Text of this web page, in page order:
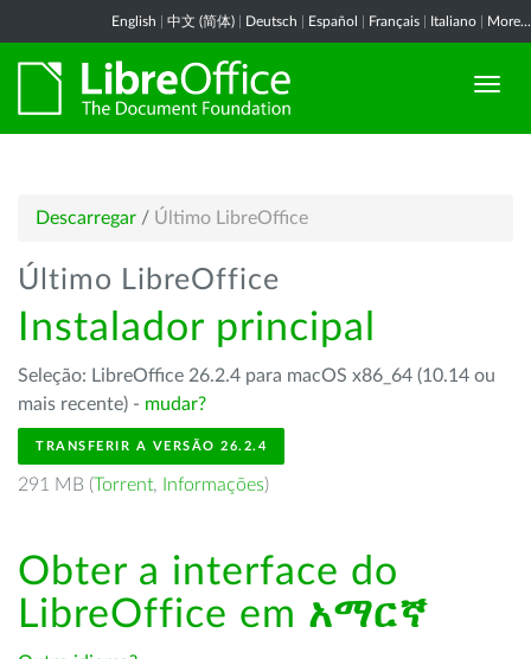
English 中文 (简体) Deutsch Español Français Italiano More...
Descarregar / Último LibreOffice
Último LibreOffice
Instalador principal
Seleção: LibreOffice 26.2.4 para macOS x86_64 (10.14 ou
mais recente) - mudar?
TRANSFERIR A VERSÃO 26.2.4
291 MB (Torrent, Informações)
Obter a interface do
LibreOffice em አማርኛ